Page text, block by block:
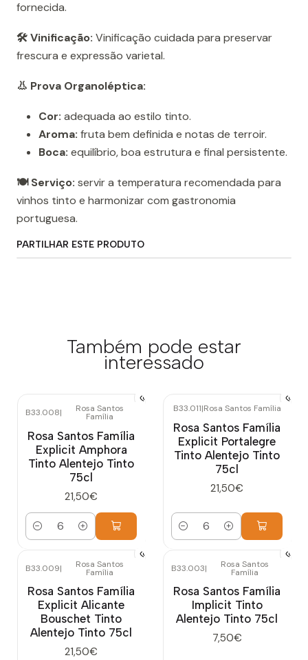
fornecida.
🛠️ Vinificação: Vinificação cuidada para preservar
frescura e expressão varietal.
👃 Prova Organoléptica:
Cor: adequada ao estilo tinto.
Aroma: fruta bem definida e notas de terroir.
Boca: equilíbrio, boa estrutura e final persistente.
🍽️ Serviço: servir a temperatura recomendada para
vinhos tinto e harmonizar com gastronomia
portuguesa.
PARTILHAR ESTE PRODUTO
Também pode estar
interessado
B33.008| Rosa Santos
Família
Rosa Santos Família
Explicit Amphora
Tinto Alentejo Tinto
75cl
21,50€
Quantidade
B33.011|Rosa Santos Família
Rosa Santos Família
Explicit Portalegre
Tinto Alentejo Tinto
75cl
21,50€
Quantidade
B33.009| Rosa Santos
Família
Rosa Santos Família
Explicit Alicante
Bouschet Tinto
Alentejo Tinto 75cl
21,50€
B33.003| Rosa Santos
Família
Rosa Santos Família
Implicit Tinto
Alentejo Tinto 75cl
7,50€